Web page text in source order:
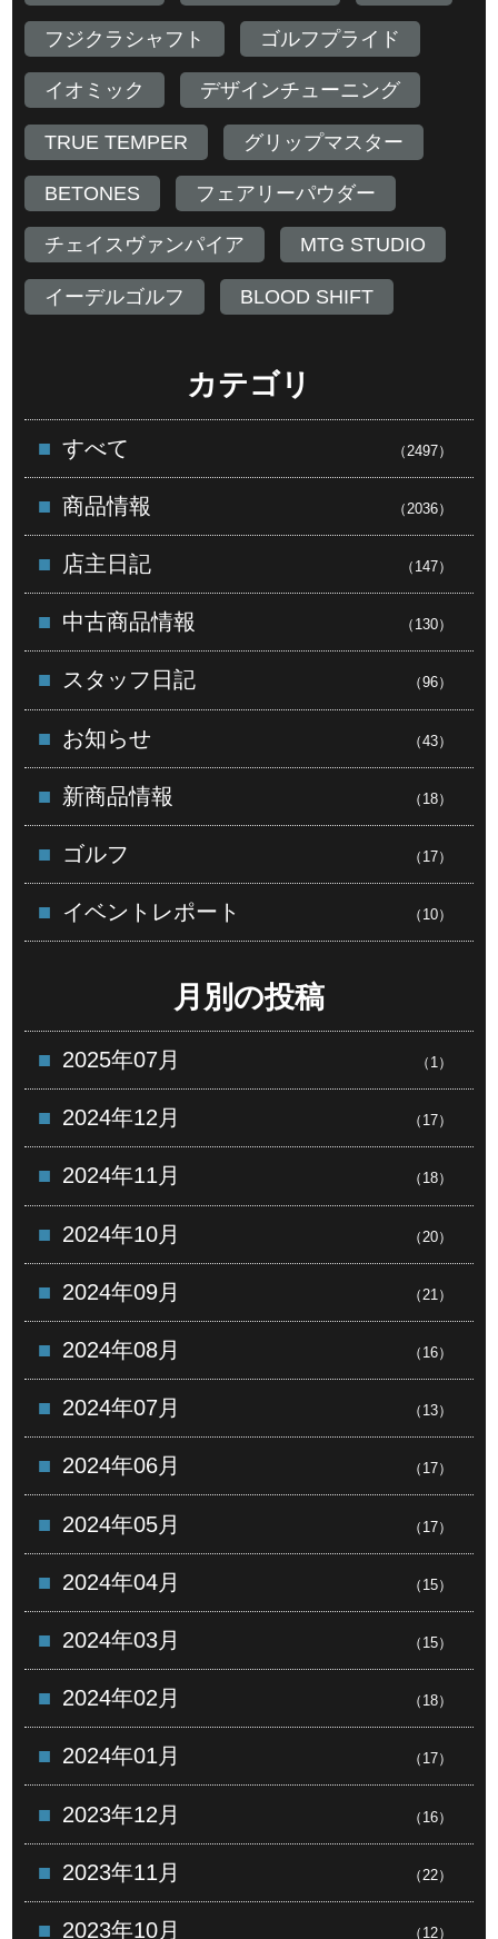
フジクラシャフト ゴルフプライド
イオミック デザインチューニング
TRUE TEMPER グリップマスター
BETONES フェアリーパウダー
チェイスヴァンパイア MTG STUDIO
イーデルゴルフ BLOOD SHIFT
カテゴリ
すべて （2497）
商品情報 （2036）
店主日記 （147）
中古商品情報 （130）
スタッフ日記 （96）
お知らせ （43）
新商品情報 （18）
ゴルフ （17）
イベントレポート （10）
月別の投稿
2025年07月 （1）
2024年12月 （17）
2024年11月 （18）
2024年10月 （20）
2024年09月 （21）
2024年08月 （16）
2024年07月 （13）
2024年06月 （17）
2024年05月 （17）
2024年04月 （15）
2024年03月 （15）
2024年02月 （18）
2024年01月 （17）
2023年12月 （16）
2023年11月 （22）
2023年10月 （12）